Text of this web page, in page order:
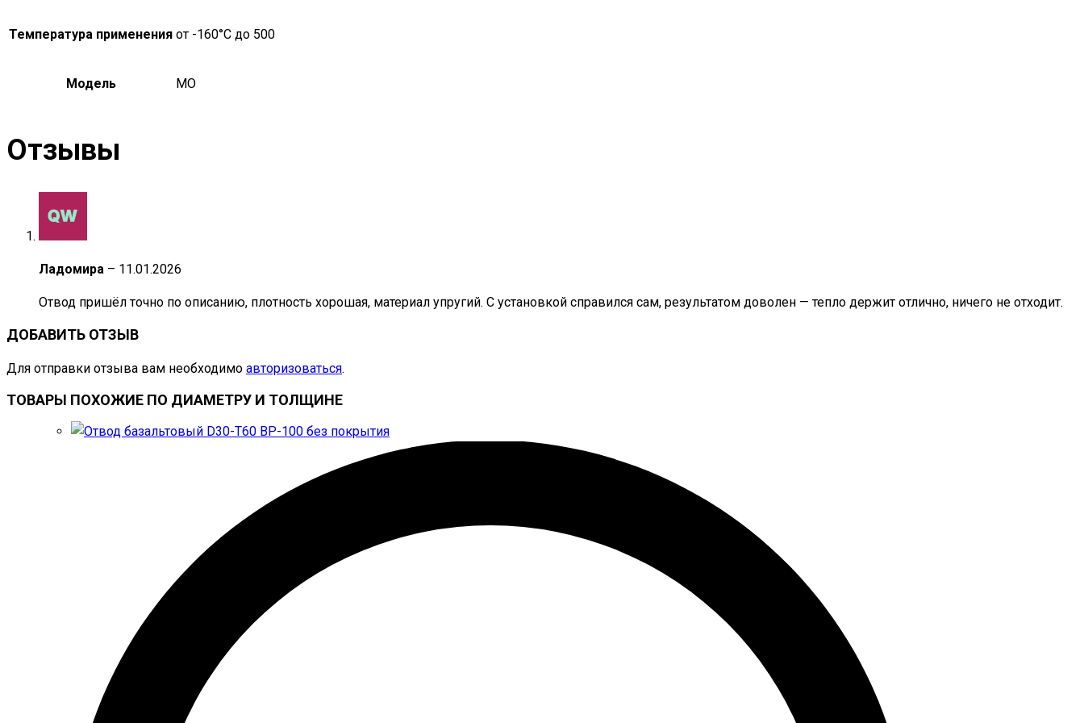
Температура применения от -160°С до 500
Модель MO
Отзывы
Ладомира – 11.01.2026
Отвод пришёл точно по описанию, плотность хорошая, материал упругий. С установкой справился сам, результатом доволен — тепло держит отлично, ничего не отходит.
ДОБАВИТЬ ОТЗЫВ
Для отправки отзыва вам необходимо авторизоваться.
ТОВАРЫ ПОХОЖИЕ ПО ДИАМЕТРУ И ТОЛЩИНЕ